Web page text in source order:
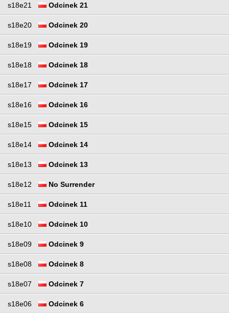
s18e21 Odcinek 21
s18e20 Odcinek 20
s18e19 Odcinek 19
s18e18 Odcinek 18
s18e17 Odcinek 17
s18e16 Odcinek 16
s18e15 Odcinek 15
s18e14 Odcinek 14
s18e13 Odcinek 13
s18e12 No Surrender
s18e11 Odcinek 11
s18e10 Odcinek 10
s18e09 Odcinek 9
s18e08 Odcinek 8
s18e07 Odcinek 7
s18e06 Odcinek 6